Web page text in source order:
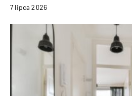
7 lipca 2026